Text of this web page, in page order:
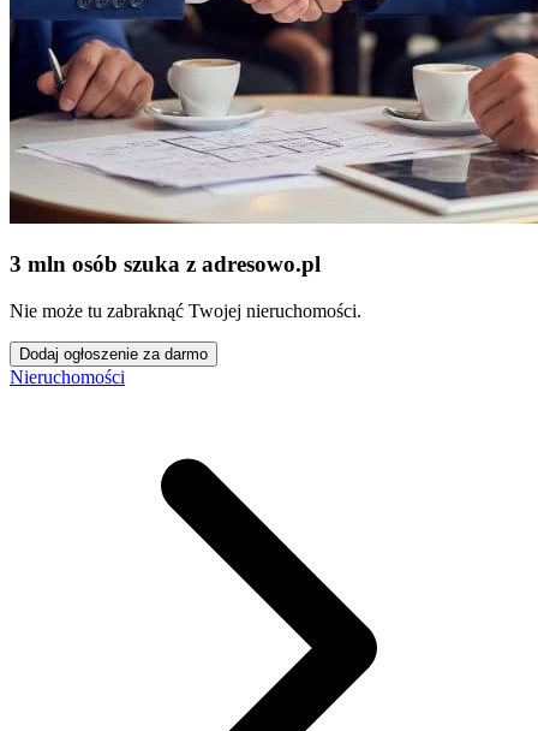
3 mln osób szuka z adresowo.pl
Nie może tu zabraknąć Twojej nieruchomości.
Dodaj ogłoszenie za darmo
Nieruchomości